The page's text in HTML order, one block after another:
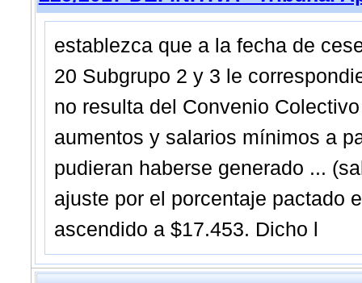
establezca que a la fecha de
20 Subgrupo 2 y 3 le
no resulta del Convenio
aumentos y salarios mínimos a
pudieran haberse generado ...
ajuste por el porcentaje pactado
ascendido a $17.453. Dicho l